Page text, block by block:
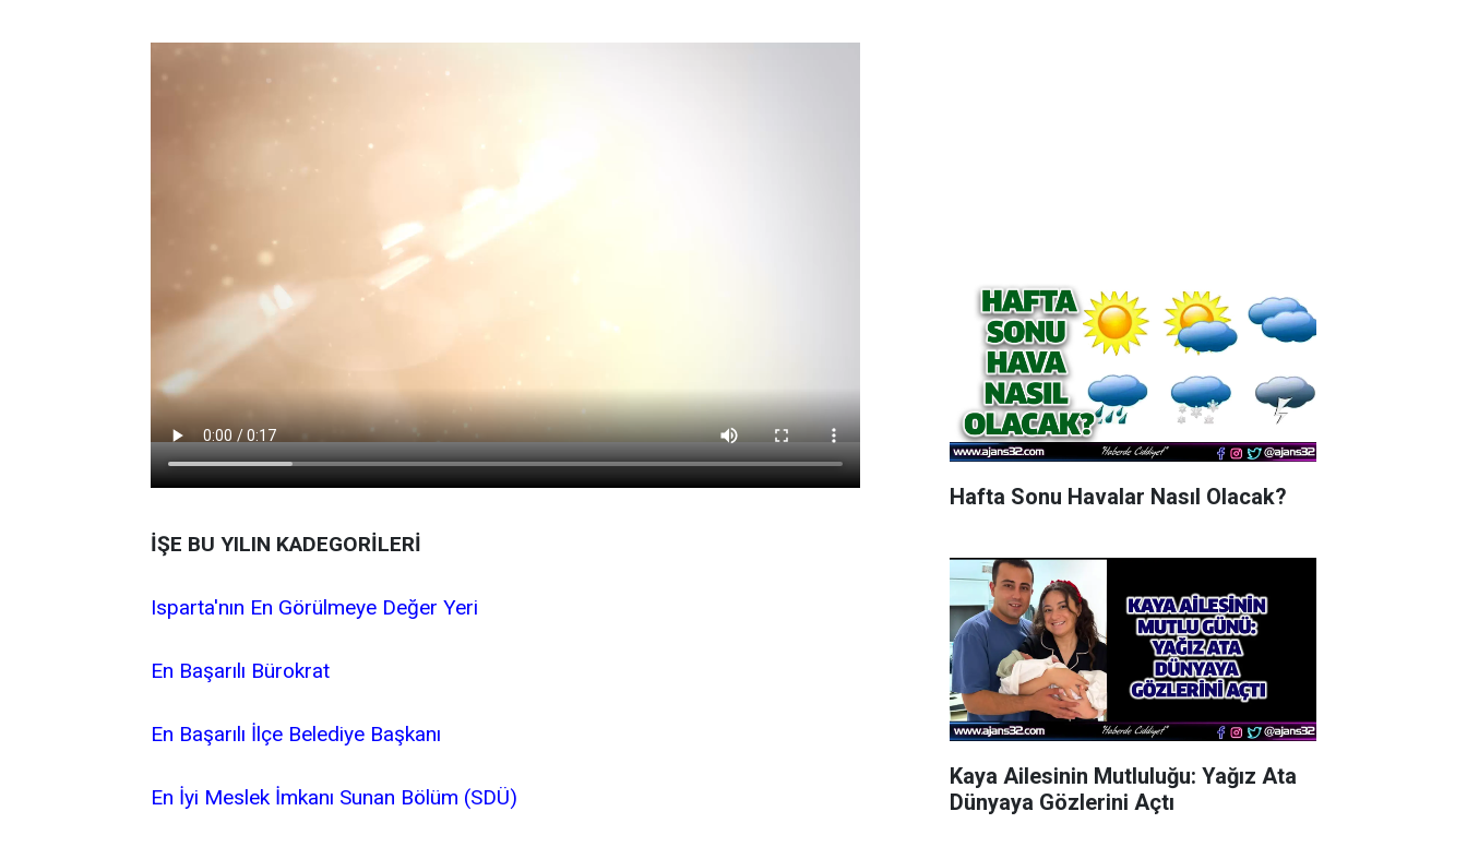
İŞE BU YILIN KADEGORİLERİ
Isparta'nın En Görülmeye Değer Yeri
En Başarılı Bürokrat
En Başarılı İlçe Belediye Başkanı
En İyi Meslek İmkanı Sunan Bölüm (SDÜ)
Hafta Sonu Havalar Nasıl Olacak?
Kaya Ailesinin Mutluluğu: Yağız Ata
Dünyaya Gözlerini Açtı